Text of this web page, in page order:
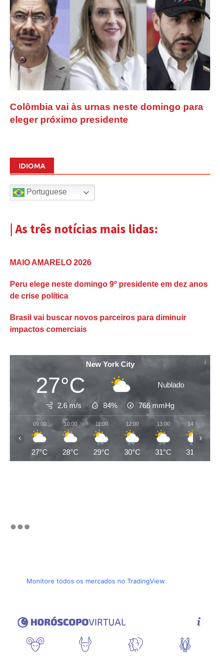
Colômbia vai às urnas neste domingo para
eleger próximo presidente
IDIOMA
Portuguese
| As três notícias mais lidas:
MAIO AMARELO 2026
Peru elege neste domingo 9º presidente em dez anos
de crise política
Brasil vai buscar novos parceiros para diminuir
impactos comerciais
New York City
27°C Nublado
2.6 m/s 84% 766 mmHg
09:00
27°C
10:00
28°C
11:00
29°C
12:00
30°C
13:00
31°C
14:00
31°C
‹ ›
Monitore todos os mercados no TradingView